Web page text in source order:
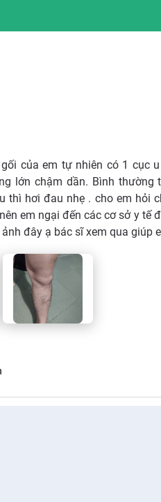
của em tự nhiên có 1 cục
lớn chậm dần. Bình thường
thì hơi đau nhẹ . cho em hỏi
em ngại đến các cơ sở y tế
đây ạ bác sĩ xem qua giúp